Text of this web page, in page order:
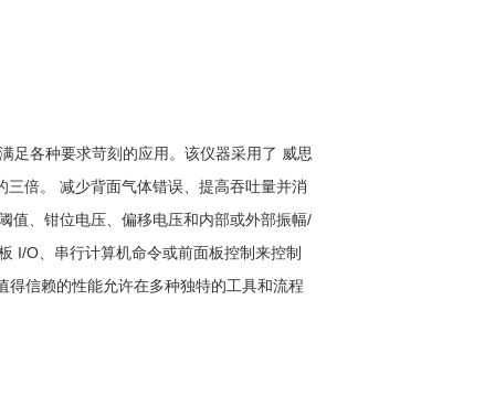
各种要求苛刻的应用。该仪器采用了 威思
倍。 减少背面气体错误、提高吞吐量并消
值、钳位电压、偏移电压和内部或外部振幅/
I/O、串行计算机命令或前面板控制来控制
信赖的性能允许在多种独特的工具和流程